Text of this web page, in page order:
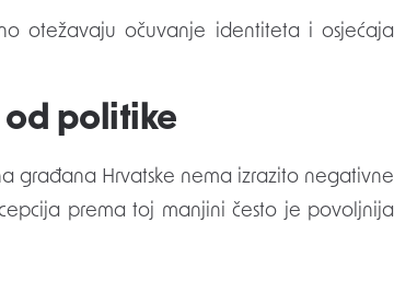
otežavaju očuvanje identiteta i osjećaja
od politike
građana Hrvatske nema izrazito negativne
prema toj manjini često je povoljnija